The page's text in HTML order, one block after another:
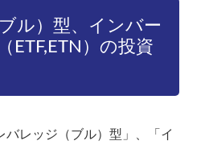
ル）型、インバー
ETF,ETN）の投資
バレッジ（ブル）型」、「イ